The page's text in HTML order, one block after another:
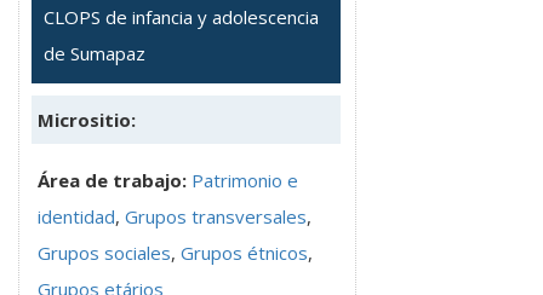
CLOPS de infancia y adolescencia
de Sumapaz
Micrositio:
Área de trabajo: Patrimonio e
identidad, Grupos transversales,
Grupos sociales, Grupos étnicos,
Grupos etários